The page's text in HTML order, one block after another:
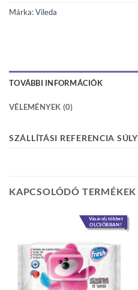
Márka:Vileda
TOVÁBBI INFORMÁCIÓK
VÉLEMÉNYEK (0)
SZÁLLÍTÁSI REFERENCIA SÚLY
KAPCSOLÓDÓ TERMÉKEK
Vásárolj többet
OLCSÓBBAN!